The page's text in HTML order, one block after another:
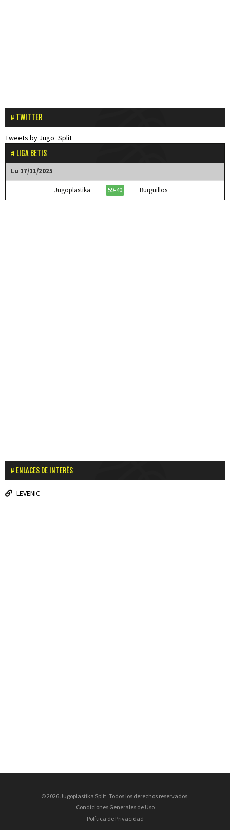
TWITTER
Tweets by Jugo_Split
LIGA BETIS
Lu 17/11/2025
Jugoplastika 59-40 Burguillos
ENLACES DE INTERÉS
LEVENIC
© 2026 Jugoplastika Split. Todos los derechos reservados.
Condiciones Generales de Uso
Política de Privacidad